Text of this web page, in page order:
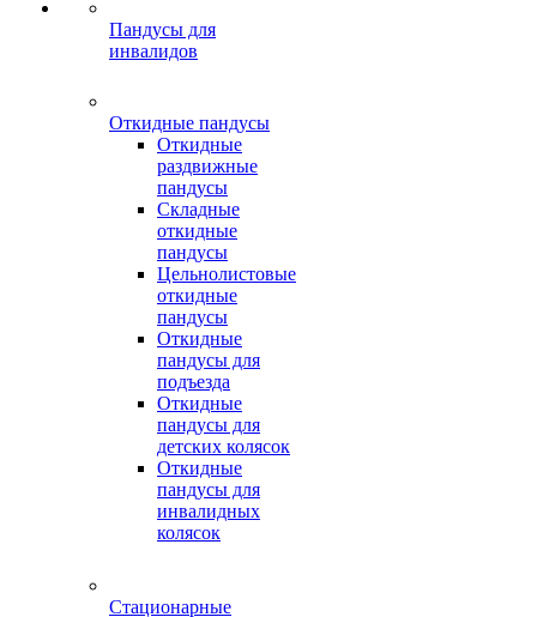
Пандусы для
инвалидов
Откидные пандусы
Откидные
раздвижные
пандусы
Складные
откидные
пандусы
Цельнолистовые
откидные
пандусы
Откидные
пандусы для
подъезда
Откидные
пандусы для
детских колясок
Откидные
пандусы для
инвалидных
колясок
Стационарные